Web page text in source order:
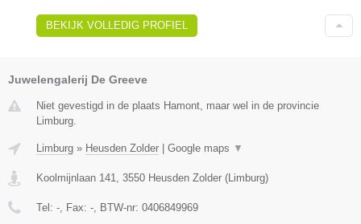
BEKIJK VOLLEDIG PROFIEL
Juwelengalerij De Greeve
Niet gevestigd in de plaats Hamont, maar wel in de provincie
Limburg.
Limburg » Heusden Zolder Google maps ▼
Koolmijnlaan 141 3550 Heusden Zolder ( Limburg)
Tel: - , Fax: - , BTW-nr: 0406849969